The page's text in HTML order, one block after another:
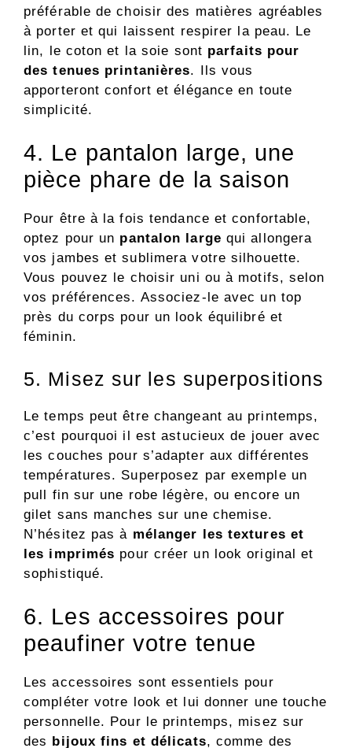
préférable de choisir des matières agréables
à porter et qui laissent respirer la peau. Le
lin, le coton et la soie sont parfaits pour
des tenues printanières. Ils vous
apporteront confort et élégance en toute
simplicité.
4. Le pantalon large, une
pièce phare de la saison
Pour être à la fois tendance et confortable,
optez pour un pantalon large qui allongera
vos jambes et sublimera votre silhouette.
Vous pouvez le choisir uni ou à motifs, selon
vos préférences. Associez-le avec un top
près du corps pour un look équilibré et
féminin.
5. Misez sur les superpositions
Le temps peut être changeant au printemps,
c’est pourquoi il est astucieux de jouer avec
les couches pour s’adapter aux différentes
températures. Superposez par exemple un
pull fin sur une robe légère, ou encore un
gilet sans manches sur une chemise.
N’hésitez pas à mélanger les textures et
les imprimés pour créer un look original et
sophistiqué.
6. Les accessoires pour
peaufiner votre tenue
Les accessoires sont essentiels pour
compléter votre look et lui donner une touche
personnelle. Pour le printemps, misez sur
des bijoux fins et délicats, comme des